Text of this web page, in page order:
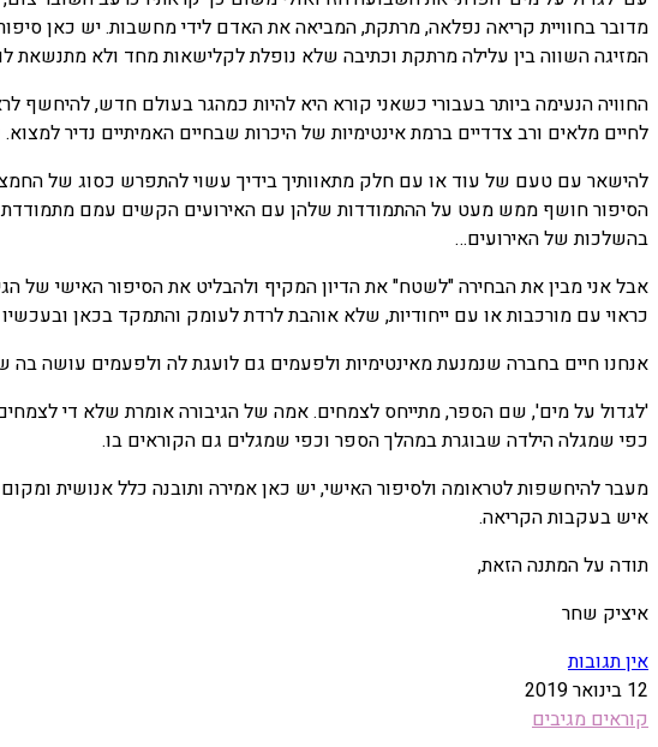
מדובר בחוויית קריאה נפלאה, מרתקת, המביאה את האדם לידי מחשבות. יש כאן
המזיגה השווה בין עלילה מרתקת וכתיבה שלא נופלת לקלישאות מחד ולא מתנשאת
החוויה הנעימה ביותר בעבורי כשאני קורא היא להיות כמהגר בעולם חדש, להיחשף
לחיים מלאים ורב צדדיים ברמת אינטימיות של היכרות שבחיים האמיתיים נדיר
להישאר עם טעם של עוד או עם חלק מתאוותיך בידיך עשוי להתפרש כסוג של
הסיפור חושף ממש מעט על ההתמודדות שלהן עם האירועים הקשים עמם מתמודדת
בהשלכות של האירועים…
אבל אני מבין את הבחירה "לשטח" את הדיון המקיף ולהבליט את הסיפור האישי של
כראוי עם מורכבות או עם ייחודיות, שלא אוהבת לרדת לעומק והתמקד בכאן
אנחנו חיים בחברה שנמנעת מאינטימיות ולפעמים גם לועגת לה ולפעמים עושה
'לגדול על מים', שם הספר, מתייחס לצמחים. אמה של הגיבורה אומרת שלא די לצמחים
כפי שמגלה הילדה שבוגרת במהלך הספר וכפי שמגלים גם הקוראים בו.
מעבר להיחשפות לטראומה ולסיפור האישי, יש כאן אמירה ותובנה כלל אנושית
איש בעקבות הקריאה.
תודה על המתנה הזאת,
איציק שחר
אין תגובות
12 בינואר 2019
קוראים מגיבים